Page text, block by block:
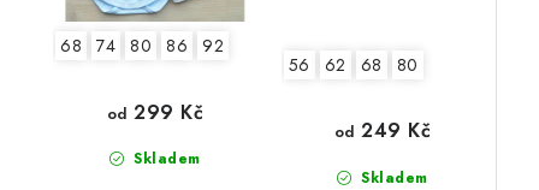
68 74 80 86 92
Skladem
od 299 Kč
56 62 68 80
Skladem
od 249 Kč